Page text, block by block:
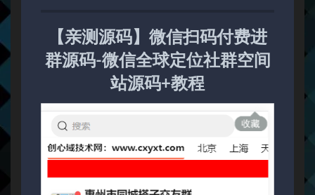
【亲测源码】微信扫码付费进
群源码-微信全球定位社群空间
站源码+教程